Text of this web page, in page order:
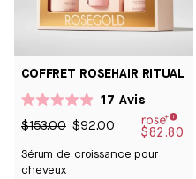
COFFRET ROSEHAIR RITUAL
4.9
5
étoiles
17 Avis
$153.00 $92.00 $82.80
Sérum de croissance pour
cheveux